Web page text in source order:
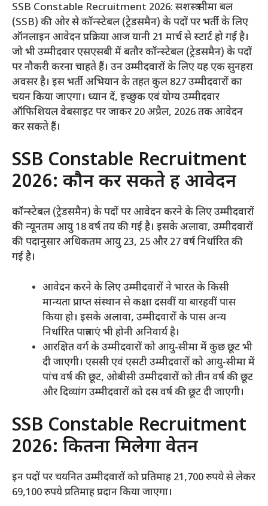
SSB Constable Recruitment 2026: सशस्त्र सीमा बल
(SSB) की ओर से कॉन्स्टेबल (ट्रेडसमैन) के पदों पर भर्ती के लिए
ऑनलाइन आवेदन प्रक्रिया आज यानी 21 मार्च से स्टार्ट हो गई है।
जो भी उम्मीदवार एसएसबी में बतौर कॉन्स्टेबल (ट्रेडसमैन) के पदों
पर नौकरी करना चाहते हैं। उन उम्मीदवारों के लिए यह एक सुनहरा
अवसर है। इस भर्ती अभियान के तहत कुल 827 उम्मीदवारों का
चयन किया जाएगा। ध्यान दें, इच्छुक एवं योग्य उम्मीदवार
ऑफिशियल वेबसाइट पर जाकर 20 अप्रैल, 2026 तक आवेदन
कर सकते हैं।
SSB Constable Recruitment
2026: कौन कर सकते हैं आवेदन
कॉन्स्टेबल (ट्रेडसमैन) के पदों पर आवेदन करने के लिए उम्मीदवारों
की न्यूनतम आयु 18 वर्ष तय की गई है। इसके अलावा, उम्मीदवारों
की पदानुसार अधिकतम आयु 23, 25 और 27 वर्ष निर्धारित की
गई है।
आवेदन करने के लिए उम्मीदवारों ने भारत के किसी
मान्यता प्राप्त संस्थान से कक्षा दसवीं या बारहवीं पास
किया हो। इसके अलावा, उम्मीदवारों के पास अन्य
निर्धारित पात्रताएं भी होनी अनिवार्य है।
आरक्षित वर्ग के उम्मीदवारों को आयु-सीमा में कुछ छूट भी
दी जाएगी। एससी एवं एसटी उम्मीदवारों को आयु-सीमा में
पांच वर्ष की छूट, ओबीसी उम्मीदवारों को तीन वर्ष की छूट
और दिव्यांग उम्मीदवारों को दस वर्ष की छूट दी जाएगी।
SSB Constable Recruitment
2026: कितना मिलेगा वेतन
इन पदों पर चयनित उम्मीदवारों को प्रतिमाह 21,700 रुपये से लेकर
69,100 रुपये प्रतिमाह प्रदान किया जाएगा।